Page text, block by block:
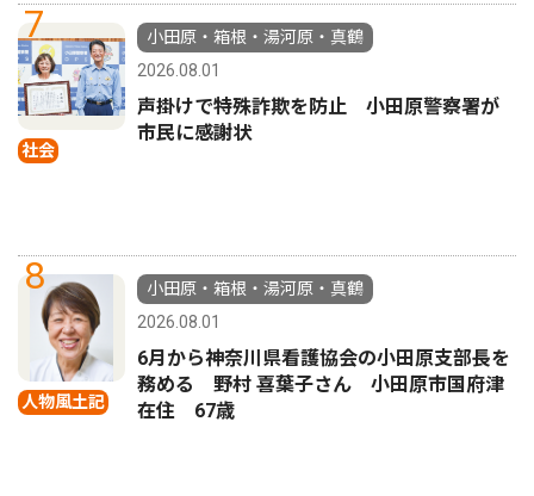
7
社会
小田原・箱根・湯河原・真鶴
2026.08.01
声掛けで特殊詐欺を防止 小田原警察署が
市民に感謝状
8
人物風土記
小田原・箱根・湯河原・真鶴
2026.08.01
6月から神奈川県看護協会の小田原支部長を
務める 野村 喜葉子さん 小田原市国府津
在住 67歳